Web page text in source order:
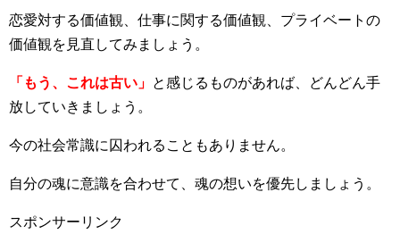
恋愛対する価値観、仕事に関する価値観、プライベートの
価値観を見直してみましょう。
「もう、これは古い」 と感じるものがあれば、どんどん手
放していきましょう。
今の社会常識に囚われることもありません。
自分の魂に意識を合わせて、魂の想いを優先しましょう。
スポンサーリンク